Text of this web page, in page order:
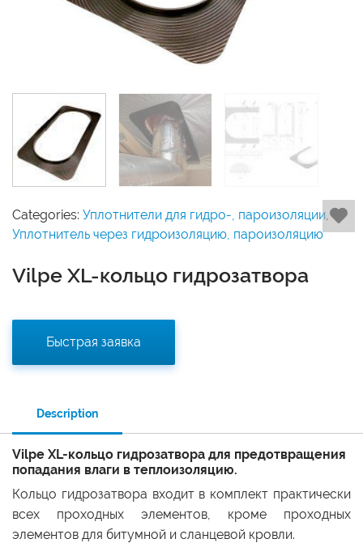
Categories: Уплотнители для гидро-, пароизоляции,
Уплотнитель через гидроизоляцию, пароизоляцию
Vilpe XL-кольцо гидрозатвора
Быстрая заявка
Description
Vilpe XL-кольцо гидрозатвора для предотвращения
попадания влаги в теплоизоляцию.
Кольцо гидрозатвора входит в комплект практически
всех проходных элементов, кроме проходных
элементов для битумной и сланцевой кровли.